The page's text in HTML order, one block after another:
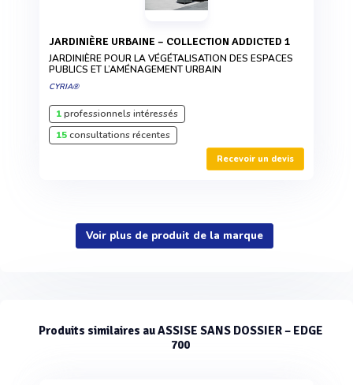
JARDINIÈRE URBAINE – COLLECTION ADDICTED 1
JARDINIÈRE POUR LA VÉGÉTALISATION DES ESPACES
PUBLICS ET L’AMÉNAGEMENT URBAIN
CYRIA®
1professionnels intéressés
15consultations récentes
Recevoir un devis
Voir plus de produit de la marque
Produits similaires au ASSISE SANS DOSSIER – EDGE
700